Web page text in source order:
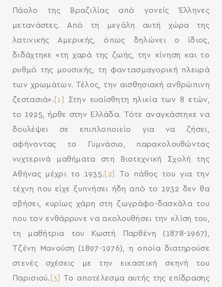
Πάολο της Βραζιλίας από γονείς Έλληνες
μετανάστες. Από τη μεγάλη αυτή χώρα της
λατινικής Αμερικής, όπως δηλώνει ο ίδιος,
διδάχτηκε «τη χαρά της ζωής, την κίνηση και το
ρυθμό της μουσικής, τη φαντασμαγορική πλευρά
των χρωμάτων. Τέλος, την αισθησιακή ανθρώπινη
ζεστασιά». [1]
Στην ευαίσθητη ηλικία των 8 ετών,
το 1925, ήρθε στην Ελλάδα. Τότε αναγκάστηκε να
δουλέψει σε επιπλοποιείο για να ζήσει,
αφήνοντας το Γυμνάσιο, παρακολουθώντας
νυχτερινά μαθήματα στη Βιοτεχνική Σχολή της
Αθήνας μέχρι το 1935. [2]
To πάθος του για την
τέχνη που είχε ξυπνήσει ήδη από το 1932 δεν θα
σβήσει, κυρίως χάρη στη ζωγράφο-δασκάλα του
που τον ενθάρρυνε να ακολουθήσει την κλίση του,
τη μαθήτρια του Κωστή Παρθένη (1878-1967),
Τζένη Μανούση (1897-1976), η οποία διατηρούσε
στενές σχέσεις με την εικαστική σκηνή του
Παρισιού. [3]
Το αποτέλεσμα αυτής της επίδρασης